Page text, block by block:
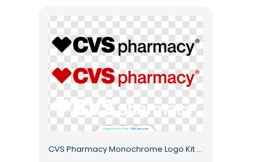
CVS Pharmacy Monochrome Logo Kit Kostenloses PNG